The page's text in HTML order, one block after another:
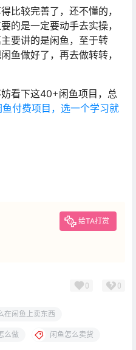
比较完善了，还不懂的，
的是一定要动手去实操，
要讲的是闲鱼，至于转
鱼做好了，再去做转转，
看下这40+闲鱼项目，总
付费项目，选一个学习就
给TA打赏
0 0
在闲鱼上卖东西
么做 闲鱼怎么卖货